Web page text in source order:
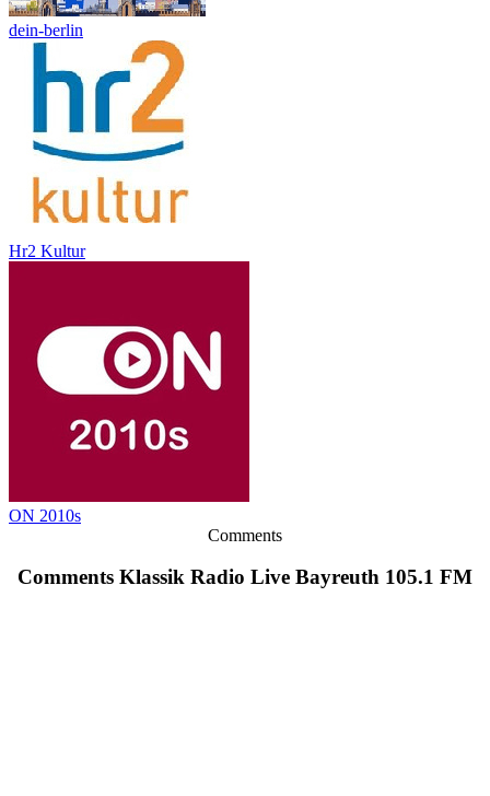
dein-berlin
Hr2 Kultur
ON 2010s
Comments
Comments Klassik Radio Live Bayreuth 105.1 FM